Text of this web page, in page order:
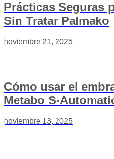
Prácticas Seguras
Sin Tratar Palmako
noviembre 21, 2025
Cómo usar el
Metabo S-
noviembre 13, 2025